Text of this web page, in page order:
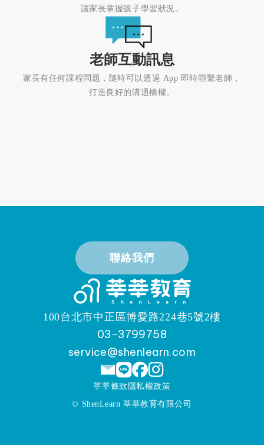
讓家長掌握孩子學習狀況。
老師互動訊息
家長有任何課程問題，隨時可以透過 App 即時聯繫老師，
打造良好的溝通橋樑。
聯絡我們
100台北市中正區博愛路224巷5號2樓
03-3799758
service@shenlearn.com
莘莘條款 隱私權政策
© ShenLearn 莘莘教育有限公司